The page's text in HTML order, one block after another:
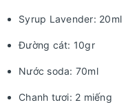
Syrup Lavender: 20ml
Đường cát: 10gr
Nước soda: 70ml
Chanh tươi: 2 miếng